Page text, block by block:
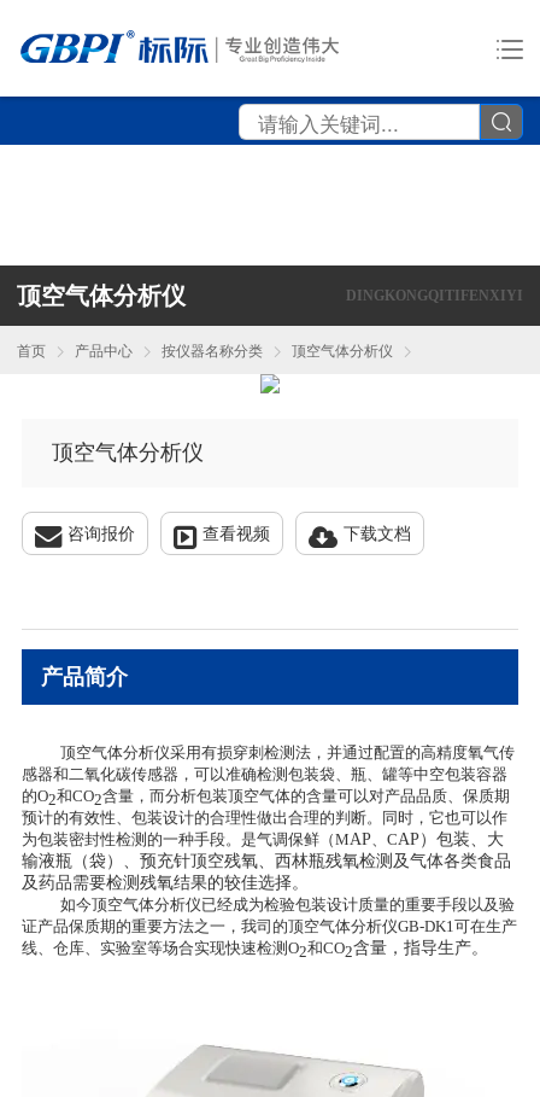
顶空气体分析仪 DINGKONGQITIFENXIYI
首页 产品中心 按仪器名称分类 顶空气体分析仪
顶空气体分析仪
咨询报价 查看视频 下载文档
产品简介
顶空气体分析仪采用有损穿刺检测法，并通过配置的高精度氧气传
感器和二氧化碳传感器，可以准确检测包装袋、瓶、罐等中空包装容器
的O2和CO2含量，而分析包装顶空气体的含量可以对产品品质、保质期
预计的有效性、包装设计的合理性做出合理的判断。同时，它也可以作
为包装密封性检测的一种手段。是气调保鲜（MAP、 CAP）包装、大
输液瓶（袋）、预充针顶空残氧、西林瓶残氧检测及气体各类食品
及药品需要检测残氧结果的较佳选择。
如今顶空气体分析仪已经成为检验包装设计质量的重要手段以及验
证产品保质期的重要方法之一，我司的顶空气体分析仪GB-DK1可在生产
线、仓库、实验室等场合实现快速检测 O2和CO2含量，指导生产。